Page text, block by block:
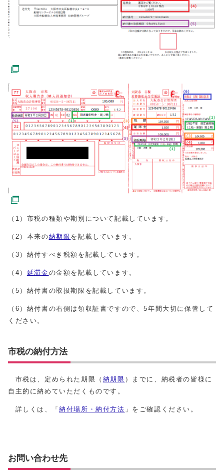
（1）市税の種類や期別について記載しています。
（2）本来の納期限 を記載しています。
（3）納付すべき税額を記載しています。
（4） 延滞金の金額を記載しています。
（5）納付書の取扱期限を記載しています。
（6）納付書の右側は領収証書ですので、5年間大切に保管して
ください。
市税の納付方法
市税は、定められた期限（ 納期限 ）までに、納税者の皆様に
自主的に納めていただくものです。
詳しくは、「納付場所・納付方法 」をご確認ください。
お問い合わせ先